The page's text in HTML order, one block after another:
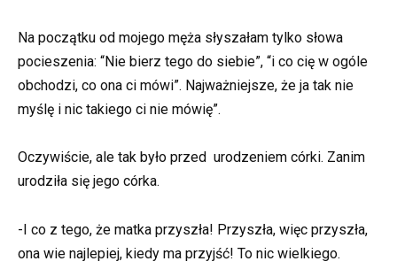
Na początku od mojego męża słyszałam tylko słowa
pocieszenia: “Nie bierz tego do siebie”, “i co cię w ogóle
obchodzi, co ona ci mówi”. Najważniejsze, że ja tak nie
myślę i nic takiego ci nie mówię”.
Oczywiście, ale tak było przed urodzeniem córki. Zanim
urodziła się jego córka.
-I co z tego, że matka przyszła! Przyszła, więc przyszła,
ona wie najlepiej, kiedy ma przyjść! To nic wielkiego.